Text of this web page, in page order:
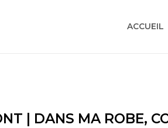
ACCUEIL
| DANS MA ROBE,